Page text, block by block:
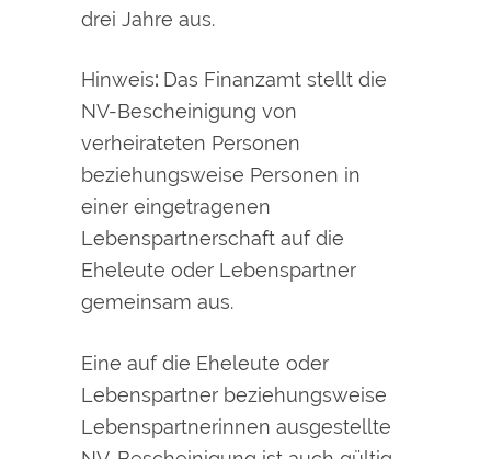
drei Jahre aus.
Hinweis: Das Finanzamt stellt die
NV-Bescheinigung von
verheirateten Personen
beziehungsweise Personen in
einer eingetragenen
Lebenspartnerschaft auf die
Eheleute oder Lebenspartner
gemeinsam aus.
Eine auf die Eheleute oder
Lebenspartner beziehungsweise
Lebenspartnerinnen ausgestellte